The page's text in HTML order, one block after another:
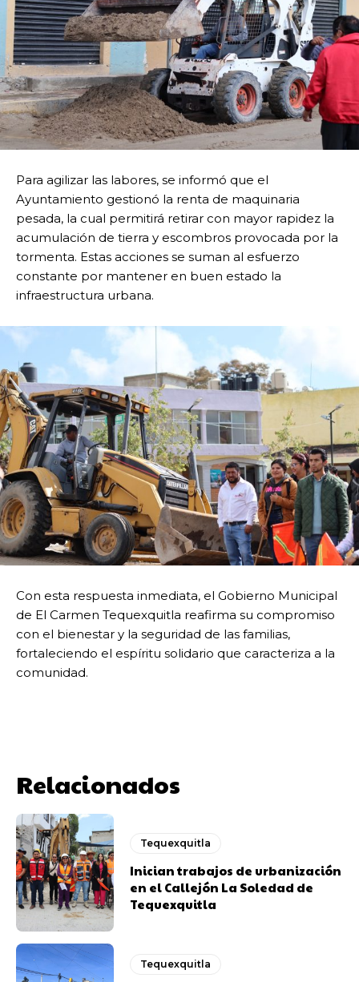
Para agilizar las labores, se informó que el
Ayuntamiento gestionó la renta de maquinaria
pesada, la cual permitirá retirar con mayor rapidez la
acumulación de tierra y escombros provocada por la
tormenta. Estas acciones se suman al esfuerzo
constante por mantener en buen estado la
infraestructura urbana.
Con esta respuesta inmediata, el Gobierno Municipal
de El Carmen Tequexquitla reafirma su compromiso
con el bienestar y la seguridad de las familias,
fortaleciendo el espíritu solidario que caracteriza a la
comunidad.
Relacionados
Tequexquitla
Inician trabajos de urbanización
en el Callejón La Soledad de
Tequexquitla
Tequexquitla